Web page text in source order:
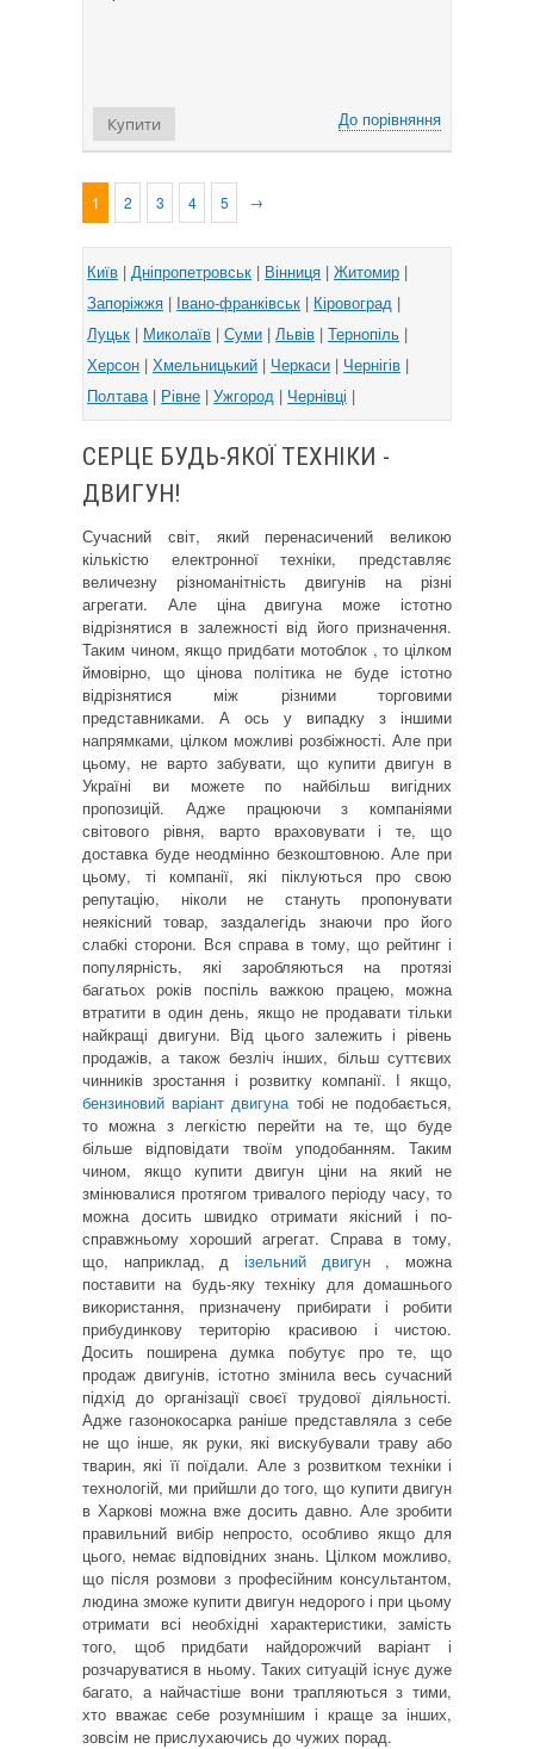
До порівняння
Купити
1 2 3 4 5 →
Київ | Дніпропетровськ | Вінниця |Житомир |
Запоріжжя | Івано-франківськ | Кіровоград |
Луцьк | Миколаїв |Суми | Львів |Тернопіль |
Херсон |Хмельницький | Черкаси | Чернігів |
Полтава | Рівне |Ужгород | Чернівці |
СЕРЦЕ БУДЬ-ЯКОЇ ТЕХНІКИ -
ДВИГУН!
Сучасний світ, який перенасичений великою
кількістю електронної техніки, представляє
величезну різноманітність двигунів на різні
агрегати. Але ціна двигуна може істотно
відрізнятися в залежності від його призначення.
Таким чином, якщо придбати мотоблок , то цілком
ймовірно, що цінова політика не буде істотно
відрізнятися між різними торговими
представниками. А ось у випадку з іншими
напрямками, цілком можливі розбіжності. Але при
цьому, не варто забувати, що купити двигун в
Україні ви можете по найбільш вигідних
пропозицій. Адже працюючи з компаніями
світового рівня, варто враховувати і те, що
доставка буде неодмінно безкоштовною. Але при
цьому, ті компанії, які піклуються про свою
репутацію, ніколи не стануть пропонувати
неякісний товар, заздалегідь знаючи про його
слабкі сторони. Вся справа в тому, що рейтинг і
популярність, які заробляються на протязі
багатьох років поспіль важкою працею, можна
втратити в один день, якщо не продавати тільки
найкращі двигуни. Від цього залежить і рівень
продажів, а також безліч інших, більш суттєвих
чинників зростання і розвитку компанії. І якщо,
бензиновий варіант двигуна тобі не подобається,
то можна з легкістю перейти на те, що буде
більше відповідати твоїм уподобанням. Таким
чином, якщо купити двигун ціни на який не
змінювалися протягом тривалого періоду часу, то
можна досить швидко отримати якісний і по-
справжньому хороший агрегат. Справа в тому,
що, наприклад, д ізельний двигун , можна
поставити на будь-яку техніку для домашнього
використання, призначену прибирати і робити
прибудинкову територію красивою і чистою.
Досить поширена думка побутує про те, що
продаж двигунів, істотно змінила весь сучасний
підхід до організації своєї трудової діяльності.
Адже газонокосарка раніше представляла з себе
не що інше, як руки, які вискубували траву або
тварин, які її поїдали. Але з розвитком техніки і
технологій, ми прийшли до того, що купити двигун
в Харкові можна вже досить давно. Але зробити
правильний вибір непросто, особливо якщо для
цього, немає відповідних знань. Цілком можливо,
що після розмови з професійним консультантом,
людина зможе купити двигун недорого і при цьому
отримати всі необхідні характеристики, замість
того, щоб придбати найдорожчий варіант і
розчаруватися в ньому. Таких ситуацій існує дуже
багато, а найчастіше вони трапляються з тими,
хто вважає себе розумнішим і краще за інших,
зовсім не прислухаючись до чужих порад.